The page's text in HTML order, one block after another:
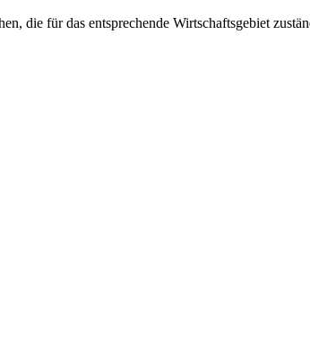
die für das entsprechende Wirtschaftsgebiet